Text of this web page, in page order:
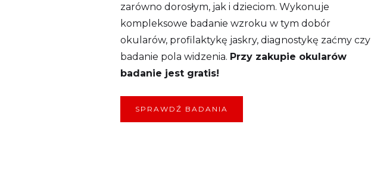
zarówno dorosłym, jak i dzieciom. Wykonuje
kompleksowe badanie wzroku w tym dobór
okularów, profilaktykę jaskry, diagnostykę zaćmy czy
badanie pola widzenia. Przy zakupie okularów
badanie jest gratis!
SPRAWDŹ BADANIA